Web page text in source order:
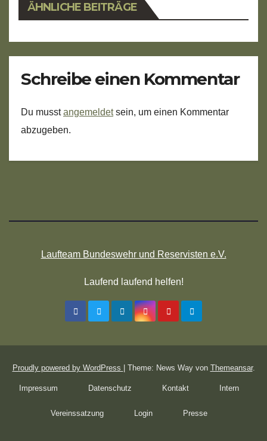
ÄHNLICHE BEITRÄGE
Schreibe einen Kommentar
Du musstangemeldetsein, um einen Kommentar
abzugeben.
Laufteam Bundeswehr und Reservisten e.V.
Laufend laufend helfen!
Proudly powered by WordPress Theme: News Way von Themeansar.
Impressum Datenschutz Kontakt Intern
Vereinssatzung Login Presse